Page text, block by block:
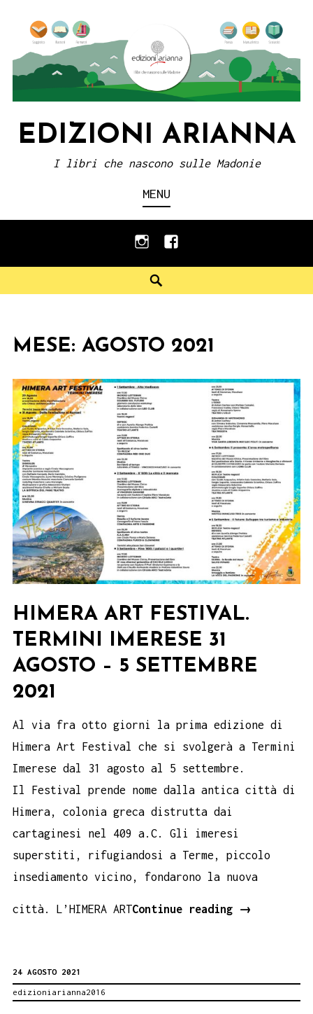
content
EDIZIONI ARIANNA
I libri che nascono sulle Madonie
MENU
instagramfacebook
MESE: AGOSTO 2021
HIMERA ART FESTIVAL.
TERMINI IMERESE 31
AGOSTO – 5 SETTEMBRE
2021
Al via fra otto giorni la prima edizione di
Himera Art Festival che si svolgerà a Termini
Imerese dal 31 agosto al 5 settembre.
Il Festival prende nome dalla antica città di
Himera, colonia greca distrutta dai
cartaginesi nel 409 a.C. Gli imeresi
superstiti, rifugiandosi a Terme, piccolo
insediamento vicino, fondarono la nuova
città. L’HIMERA ARTContinue reading
Himera
→
24 AGOSTO 2021
edizioniarianna2016